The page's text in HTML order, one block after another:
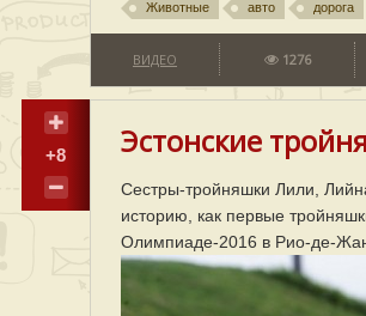
Животные авто дорога
ВИДЕО 1276
+8 Эстонские
Сестры-тройняшки Лили,
историю, как первые
Олимпиаде-2016 в Рио-де-